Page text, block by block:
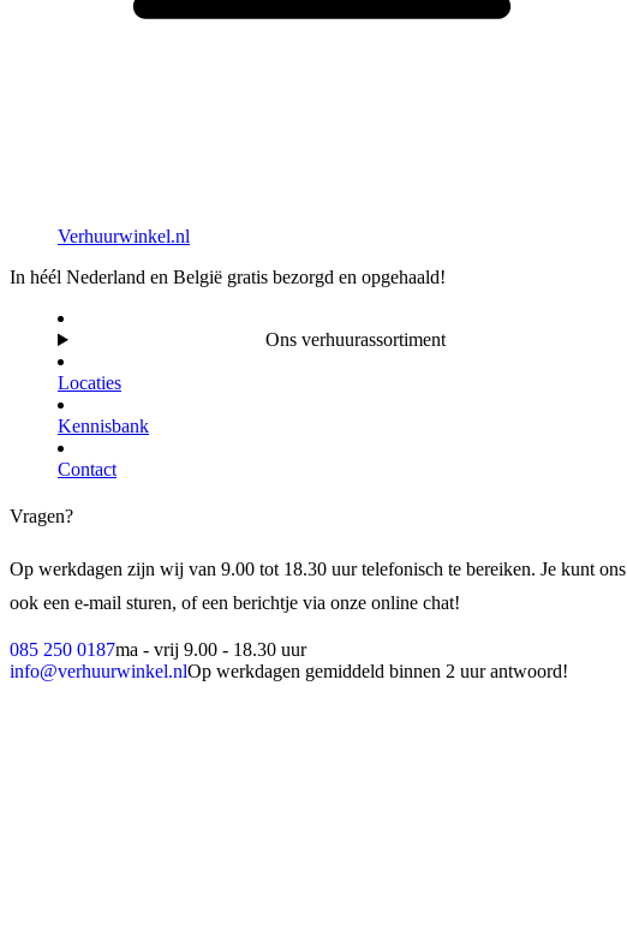
Verhuurwinkel.nl
In héél Nederland en België gratis bezorgd en opgehaald!
Ons verhuurassortiment
Locaties
Kennisbank
Contact
Vragen?
Op werkdagen zijn wij van 9.00 tot 18.30 uur telefonisch te bereiken. Je kunt ons
ook een e-mail sturen, of een berichtje via onze online chat!
085 250 0187ma - vrij 9.00 - 18.30 uur
info@verhuurwinkel.nlOp werkdagen gemiddeld binnen 2 uur antwoord!